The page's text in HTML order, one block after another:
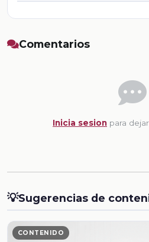
Comentarios
Inicia sesion para
💡Sugerencias de
CONTENIDO